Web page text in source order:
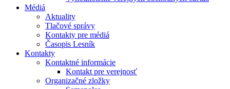
Médiá
Aktuality
Tlačové správy
Kontakty pre médiá
Časopis Lesník
Kontakty
Kontaktné informácie
Kontakt pre verejnosť
Organizačné zložky